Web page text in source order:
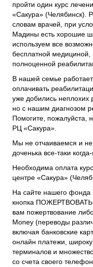
пройти один курс
«Сакура» (Челябинск).
словам врачей, при
Мадины есть хорошие
используем все
бесплатной медициной,
полноценной
В нашей семье
оплачивать
уже добились неплохих
но с нашим диагнозом
Помогите, пожалуйста,
РЦ «Сакура».
Мы не отчаиваемся и
доченька все-таки
Необходима оплата
центре «Сакура»
На сайте нашего фонда
кнопка ПОЖЕРТВОВАТЬ,
вам пожертвование
Money (переводы
включая банковские
онлайн платежи,
терминалов и
со счета своего